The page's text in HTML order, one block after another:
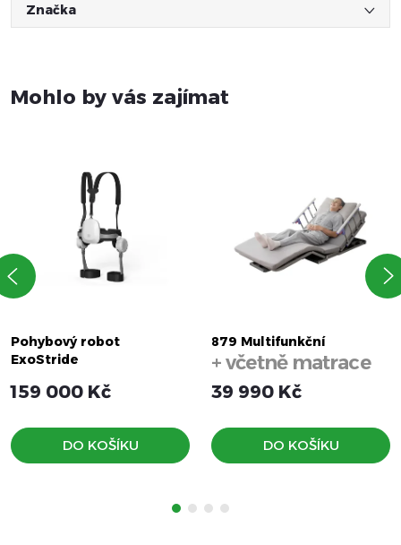
Značka
Mohlo by vás zajímat
Pohybový robot
ExoStride
159 000 Kč
DO KOŠÍKU
879 Multifunkční
elektrická polohovací
+ včetně matrace
39 990 Kč
DO KOŠÍKU